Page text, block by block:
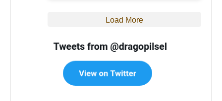
Load More